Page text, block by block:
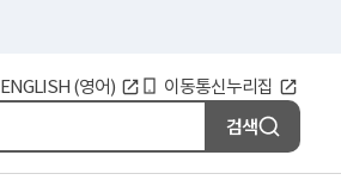
ENGLISH (영어) 이동통신누리집
검색